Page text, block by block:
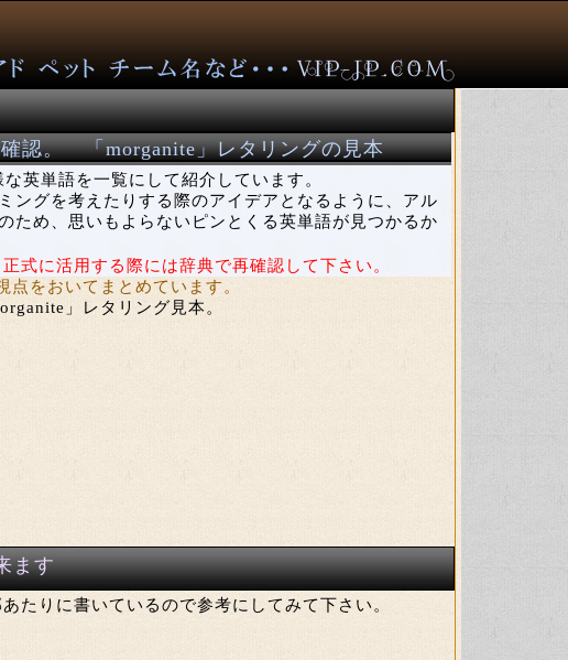
認。 「morganite」レタリングの見本
英単語を一覧にして紹介しています。
ングを考えたりする際のアイデアとなるように、アル
ため、思いもよらないピンとくる英単語が見つかるか
式に活用する際には辞典で再確認して下さい。
をおいてまとめています。
」レタリング見本。
ます
たりに書いているので参考にしてみて下さい。